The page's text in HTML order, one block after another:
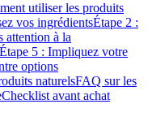
utiliser les produits
vos ingrédientsÉtape 2 :
attention à la
Étape 5 : Impliquez votre
options
naturelsFAQ sur les
Checklist avant achat